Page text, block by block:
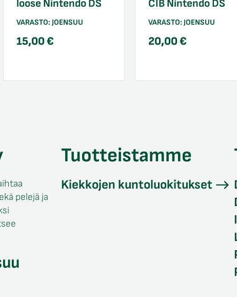
loose Nintendo DS
VARASTO: JOENSUU
15,00€
CIB Nintendo DS
VARASTO: JOENSUU
20,00€
pelejä ja
Tuotteistamme
Kiekkojen kuntoluokitukset